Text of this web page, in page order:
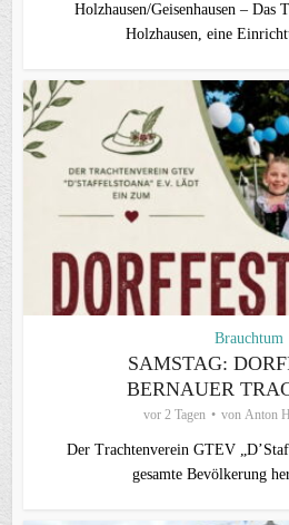
Holzhausen/Geisenhausen – Das
Holzhausen, eine
Brauchtum
SAMSTAG:
BERNAUER
vor 2 Tagen von Anton
Der Trachtenverein GTEV
gesamte Bevölkerung